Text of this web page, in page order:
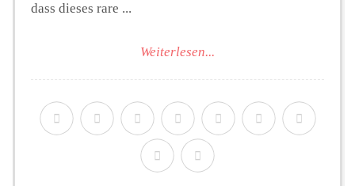
dass dieses rare ...
Weiterlesen...